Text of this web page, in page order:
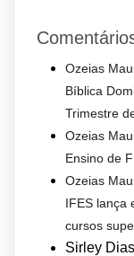
Ozeias
Bíblica
Trimestre
Ozeias
Ensino de
Ozeias
IFES lança
cursos
Sirley